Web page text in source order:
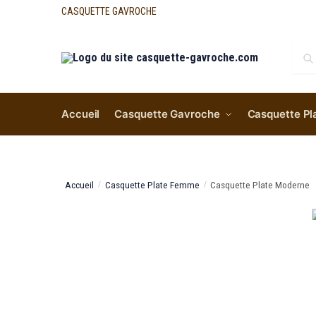
CASQUETTE GAVROCHE
Accueil Casquette Gavroche Casquette
Accueil / Casquette Plate Femme / Casquette Plate Moderne